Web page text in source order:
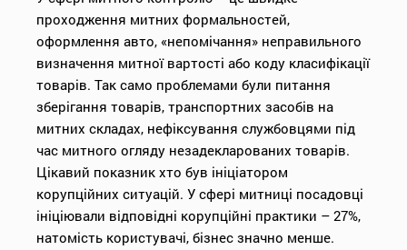
проходження митних формальностей,
оформлення авто, «непомічання» неправильного
визначення митної вартості або коду класифікації
товарів. Так само проблемами були питання
зберігання товарів, транспортних засобів на
митних складах, нефіксування службовцями під
час митного огляду незадекларованих товарів.
Цікавий показник хто був ініціатором
корупційних ситуацій. У сфері митниці посадовці
ініціювали відповідні корупційні практики – 27%,
натомість користувачі, бізнес значно менше.